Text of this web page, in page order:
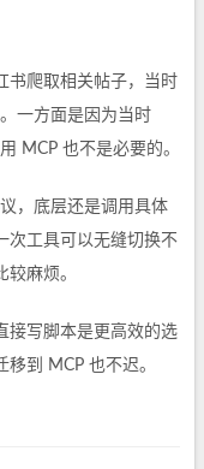
书爬取相关帖子，当时
一方面是因为当时
MCP 也不是必要的。
，底层还是调用具体
次工具可以无缝切换不
麻烦。
接写脚本是更高效的选
到 MCP 也不迟。